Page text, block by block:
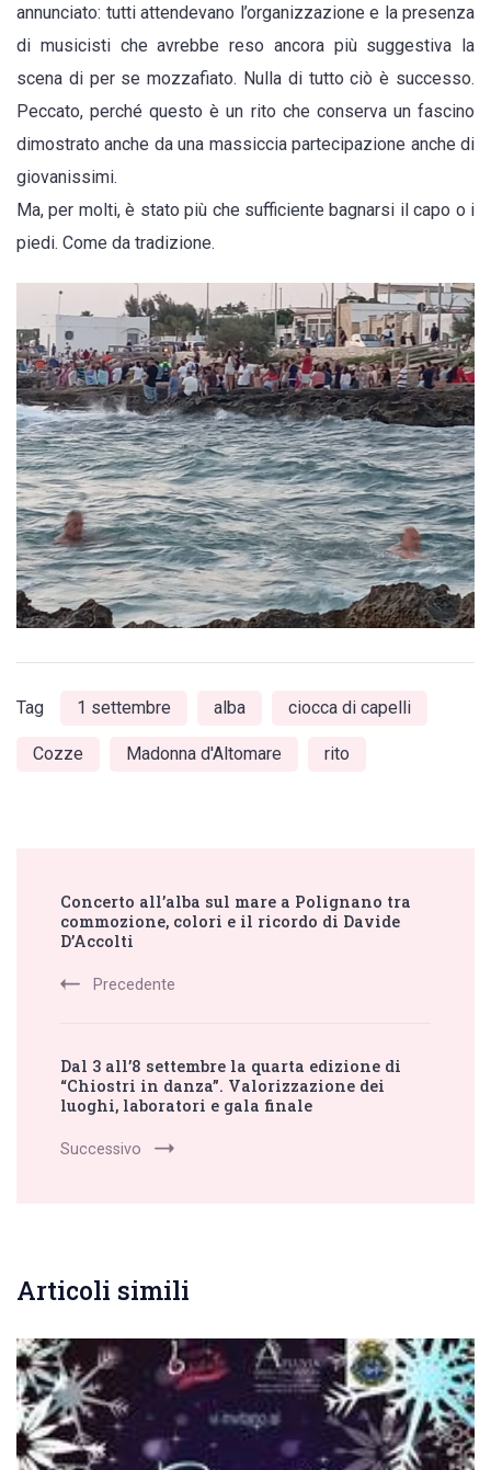
annunciato: tutti attendevano l’organizzazione e la presenza
di musicisti che avrebbe reso ancora più suggestiva la
scena di per se mozzafiato. Nulla di tutto ciò è successo.
Peccato, perché questo è un rito che conserva un fascino
dimostrato anche da una massiccia partecipazione anche di
giovanissimi.
Ma, per molti, è stato più che sufficiente bagnarsi il capo o i
piedi. Come da tradizione.
Tag 1 settembre alba ciocca di capelli
Cozze Madonna d'Altomare rito
Navigation
Concerto all’alba sul mare a Polignano tra
commozione, colori e il ricordo di Davide
D’Accolti
Precedente
Dal 3 all’8 settembre la quarta edizione di
“Chiostri in danza”. Valorizzazione dei
luoghi, laboratori e gala finale
Successivo
Articoli simili